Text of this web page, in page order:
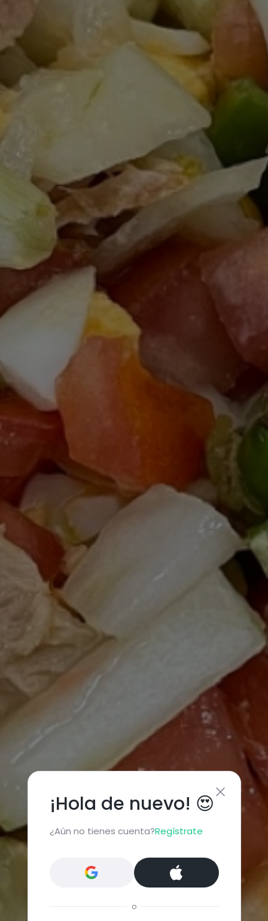
¡Hola de nuevo! 😍
¿Aún no tienes cuenta?Regístrate
o